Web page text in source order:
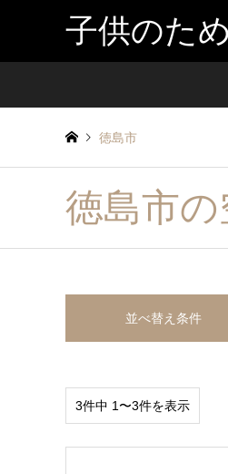
子供のた
徳島市
徳島市
並べ替え条件
3件中 1〜3件を表示